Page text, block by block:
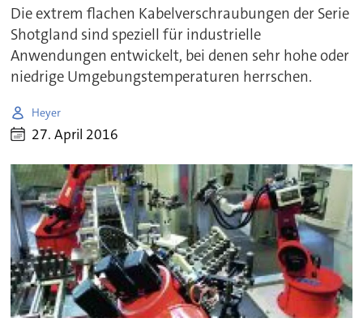
Die extrem flachen Kabelverschraubungen der Serie
Shotgland sind speziell für industrielle
Anwendungen entwickelt, bei denen sehr hohe oder
niedrige Umgebungstemperaturen herrschen.
Heyer
27. April 2016